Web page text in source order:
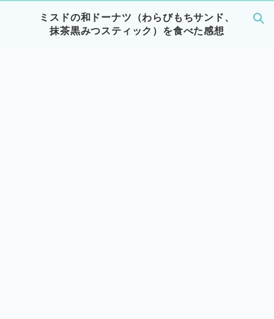
ミスドの和ドーナツ（わらびもちサンド、
抹茶黒みつスティック）を食べた感想